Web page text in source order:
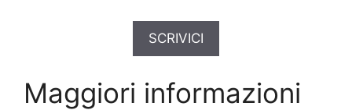
SCRIVICI
Maggiori informazioni